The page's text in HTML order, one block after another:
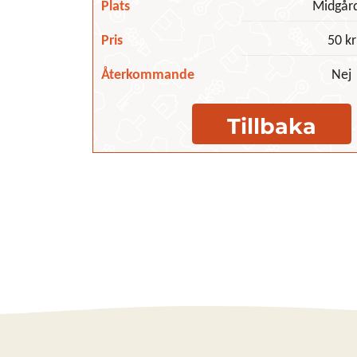
Plats
Pris 50 kr
Återkommande Nej
Tillbaka